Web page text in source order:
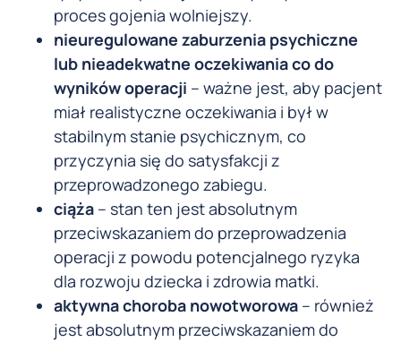
proces gojenia wolniejszy.
nieuregulowane zaburzenia psychiczne
lub nieadekwatne oczekiwania co do
wyników operacji – ważne jest, aby pacjent
miał realistyczne oczekiwania i był w
stabilnym stanie psychicznym, co
przyczynia się do satysfakcji z
przeprowadzonego zabiegu.
ciąża – stan ten jest absolutnym
przeciwskazaniem do przeprowadzenia
operacji z powodu potencjalnego ryzyka
dla rozwoju dziecka i zdrowia matki.
aktywna choroba nowotworowa – również
jest absolutnym przeciwskazaniem do